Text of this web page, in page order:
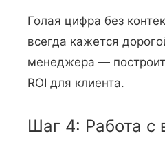
Голая цифра без
всегда кажется
менеджера —
ROI для клиента.
Шаг 4: Работа с